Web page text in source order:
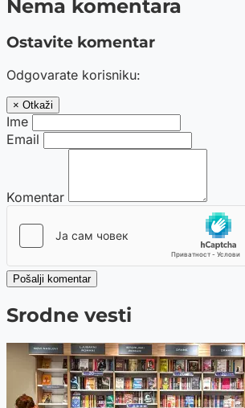
Nema komentara
Ostavite komentar
Odgovarate korisniku:
× Otkaži
Ime
Email
Komentar
Pošalji komentar
Srodne vesti